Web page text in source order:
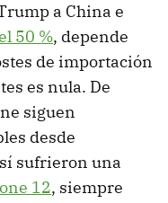
a China e
50 %, depende
de importación
es nula. De
siguen
desde
sufrieron una
12, siempre